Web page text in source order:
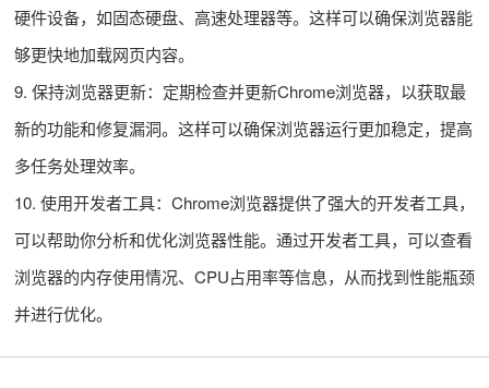
硬件设备，如固态硬盘、高速处理器等。这样可以确保浏览器能
够更快地加载网页内容。
9. 保持浏览器更新：定期检查并更新Chrome浏览器，以获取最
新的功能和修复漏洞。这样可以确保浏览器运行更加稳定，提高
多任务处理效率。
10. 使用开发者工具：Chrome浏览器提供了强大的开发者工具，
可以帮助你分析和优化浏览器性能。通过开发者工具，可以查看
浏览器的内存使用情况、CPU占用率等信息，从而找到性能瓶颈
并进行优化。